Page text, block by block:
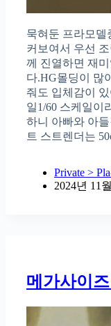
묵혀둔 프라모델
커보여서 우선
께 진열하면 재
다.HG몰딩이 많
줘도 입체감이
일1/60 스케일이
하니 아빠와 아
트 스트렌더는
Private >
2024년 11
메가사이